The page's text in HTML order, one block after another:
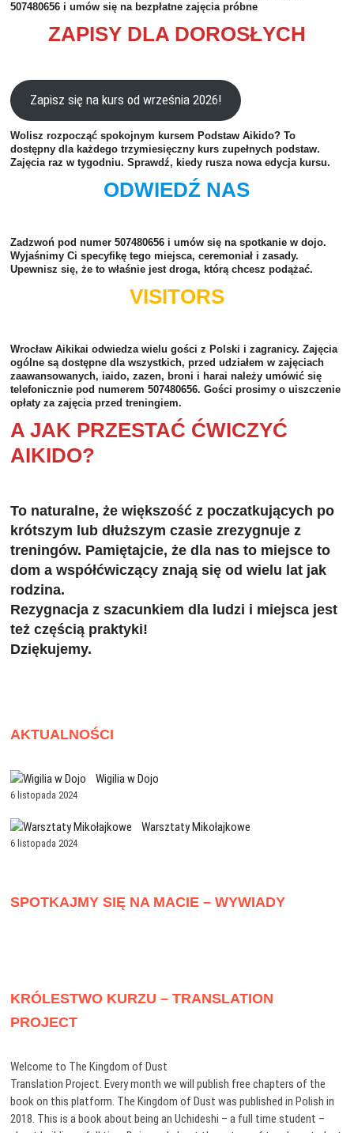
507480656 i umów się na bezpłatne zajęcia próbne
ZAPISY DLA DOROSŁYCH
Zapisz się na kurs od września 2026!
Wolisz rozpocząć spokojnym kursem Podstaw Aikido? To
dostępny dla każdego trzymiesięczny kurs zupełnych podstaw.
Zajęcia raz w tygodniu. Sprawdź, kiedy rusza nowa edycja kursu.
ODWIEDŹ NAS
Zadzwoń pod numer507480656 i umów się na spotkanie w dojo.
Wyjaśnimy Ci specyfikę tego miejsca, ceremoniał i zasady.
Upewnisz się, że to właśnie jest droga, którą chcesz podążać.
VISITORS
Wrocław Aikikai odwiedza wielu gości z Polski i zagranicy. Zajęcia
ogólne są dostępne dla wszystkich, przed udziałem w zajęciach
zaawansowanych, iaido, zazen, broni i harai należy umówić się
telefonicznie pod numerem 507480656. Gości prosimy o uiszczenie
opłaty za zajęcia przed treningiem.
A JAK PRZESTAĆ ĆWICZYĆ
AIKIDO?
To naturalne, że większość z poczatkujących po
krótszym lub dłuższym czasie zrezygnuje z
treningów. Pamiętajcie, że dla nas to miejsce to
dom a współćwiczący znają się od wielu lat jak
rodzina.
Rezygnacja z szacunkiem dla ludzi i miejsca jest
też częścią praktyki!
Dziękujemy.
AKTUALNOŚCI
Wigilia w Dojo
6 listopada 2024
Warsztaty Mikołajkowe
6 listopada 2024
SPOTKAJMY SIĘ NA MACIE – WYWIADY
KRÓLESTWO KURZU – TRANSLATION
PROJECT
Welcome to The Kingdom of Dust
Translation Project. Every month we will publish free chapters of the
book on this platform. The Kingdom of Dust was published in Polish in
2018. This is a book about being an Uchideshi – a full time student –